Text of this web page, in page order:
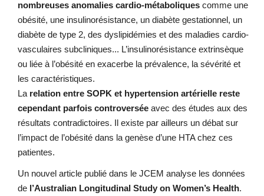
nombreuses anomalies cardio-métaboliques comme une
obésité, une insulinorésistance, un diabète gestationnel, un
diabète de type 2, des dyslipidémies et des maladies cardio-
vasculaires subcliniques... L’insulinorésistance extrinsèque
ou liée à l’obésité en exacerbe la prévalence, la sévérité et
les caractéristiques.
La relation entre SOPK et hypertension artérielle reste
cependant parfois controversée avec des études aux des
résultats contradictoires. Il existe par ailleurs un débat sur
l’impact de l’obésité dans la genèse d’une HTA chez ces
patientes.
Un nouvel article publié dans le JCEM analyse les données
de l’Australian Longitudinal Study on Women’s Health.